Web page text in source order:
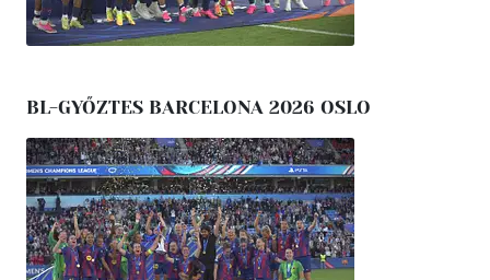
BL-GYŐZTES BARCELONA 2026 OSLO